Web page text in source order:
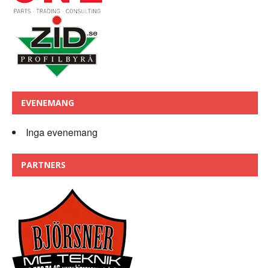
EVENEMANG
Inga evenemang
PARTNERS